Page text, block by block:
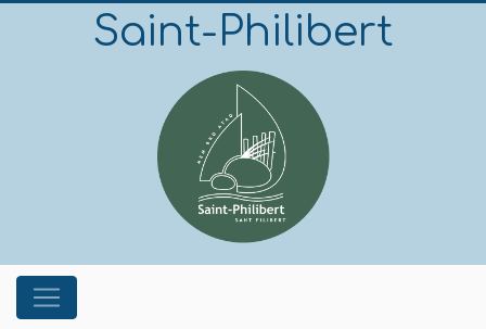
Saint-Philibert